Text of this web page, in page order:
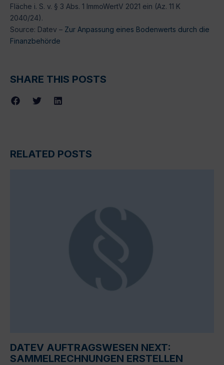
Fläche i. S. v. § 3 Abs. 1 ImmoWertV 2021 ein (Az. 11 K
2040/24).
Source: Datev – Zur Anpassung eines Bodenwerts durch die
Finanzbehörde
SHARE THIS POSTS
RELATED POSTS
DATEV AUFTRAGSWESEN NEXT:
SAMMELRECHNUNGEN ERSTELLEN